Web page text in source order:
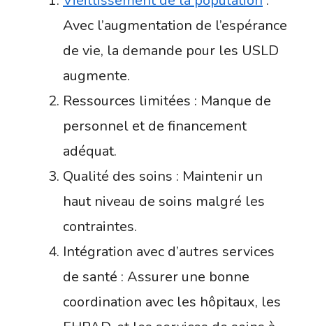
Avec l’augmentation de l’espérance
de vie, la demande pour les USLD
augmente.
Ressources limitées : Manque de
personnel et de financement
adéquat.
Qualité des soins : Maintenir un
haut niveau de soins malgré les
contraintes.
Intégration avec d’autres services
de santé : Assurer une bonne
coordination avec les hôpitaux, les